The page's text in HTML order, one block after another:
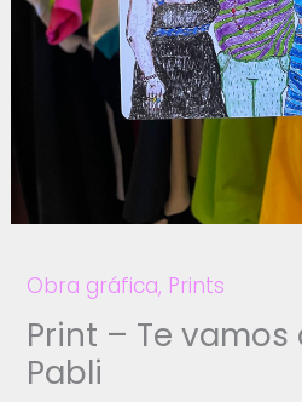
Obra gráfica, Prints
Print – Te
Pabli